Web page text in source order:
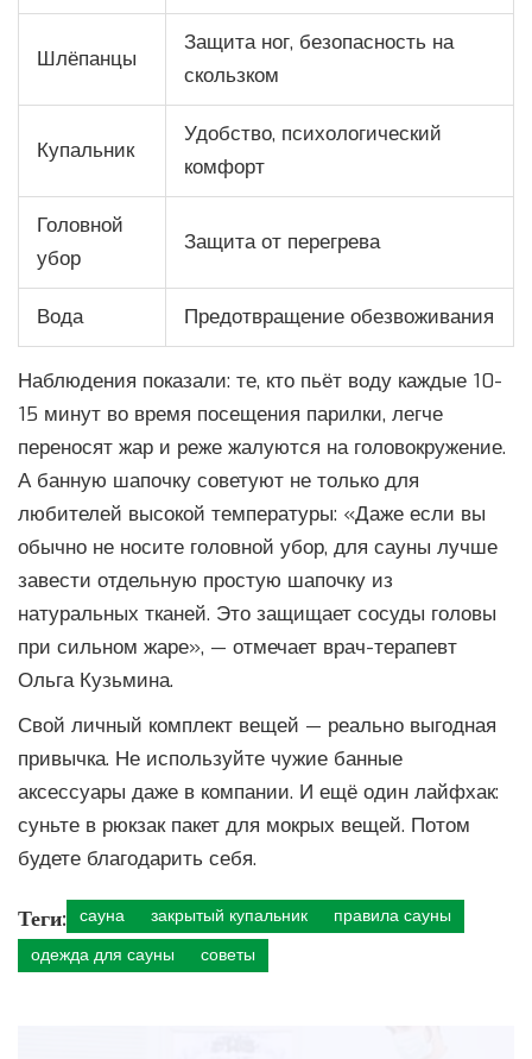
Шлёпанцы
Защита ног, безопасность на
скользком
Купальник
Удобство, психологический
комфорт
Головной
убор
Защита от перегрева
Вода Предотвращение обезвоживания
Наблюдения показали: те, кто пьёт воду каждые 10-
15 минут во время посещения парилки, легче
переносят жар и реже жалуются на головокружение.
А банную шапочку советуют не только для
любителей высокой температуры: «Даже если вы
обычно не носите головной убор, для сауны лучше
завести отдельную простую шапочку из
натуральных тканей. Это защищает сосуды головы
при сильном жаре», — отмечает врач-терапевт
Ольга Кузьмина.
Свой личный комплект вещей — реально выгодная
привычка. Не используйте чужие банные
аксессуары даже в компании. И ещё один лайфхак:
суньте в рюкзак пакет для мокрых вещей. Потом
будете благодарить себя.
Теги: сауна закрытый купальник
правила сауны
одежда для сауны
советы